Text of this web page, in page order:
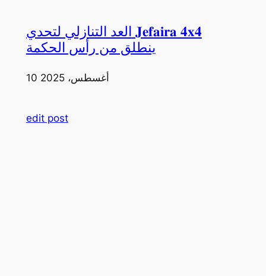
العد التنازلي لتحدي 𝐉𝐞𝐟𝐚𝐢𝐫𝐚 𝟒𝐱𝟒
ينطلق من رأس الحكمة
10 أغسطس، 2025
edit post